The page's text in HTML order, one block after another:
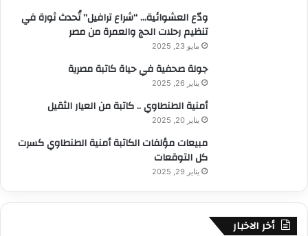
ودّع العشوائية… “شراع ترافيل” تُحدث ثورة في
تنظيم رحلات الحج والعمرة من مصر
مايو 23, 2025
جولة صحفية في حياة كاتبة مصرية
يناير 26, 2025
أمنية الطنطاوي .. كاتبة من العيار الثقيل
يناير 20, 2025
مبيعات مؤلفات الكاتبة أمنية الطنطاوي كسرت
كل التوقعات
يناير 29, 2025
أخر الاخبار